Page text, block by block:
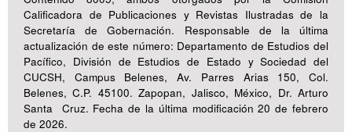
Calificadora de Publicaciones y Revistas Ilustradas de la
Secretaría de Gobernación. Responsable de la última
actualización de este número: Departamento de Estudios del
Pacífico, División de Estudios de Estado y Sociedad del
CUCSH, Campus Belenes, Av. Parres Arias 150, Col.
Belenes, C.P. 45100. Zapopan, Jalisco, México, Dr. Arturo
Santa Cruz. Fecha de la última modificación 20 de febrero
de 2026.